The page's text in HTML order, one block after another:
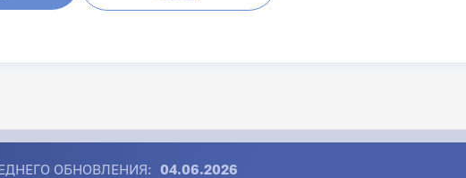
ОБНОВЛЕНИЯ: 04.06.2026